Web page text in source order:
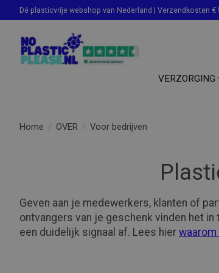
Dé plasticvrije webshop van Nederland | Verzendkosten €
VERZORGING
Home / OVER / Voor bedrijven
Geven aan je medewerkers, klanten of
ontvangers van je geschenk vinden het
een duidelijk signaal af. Lees hier